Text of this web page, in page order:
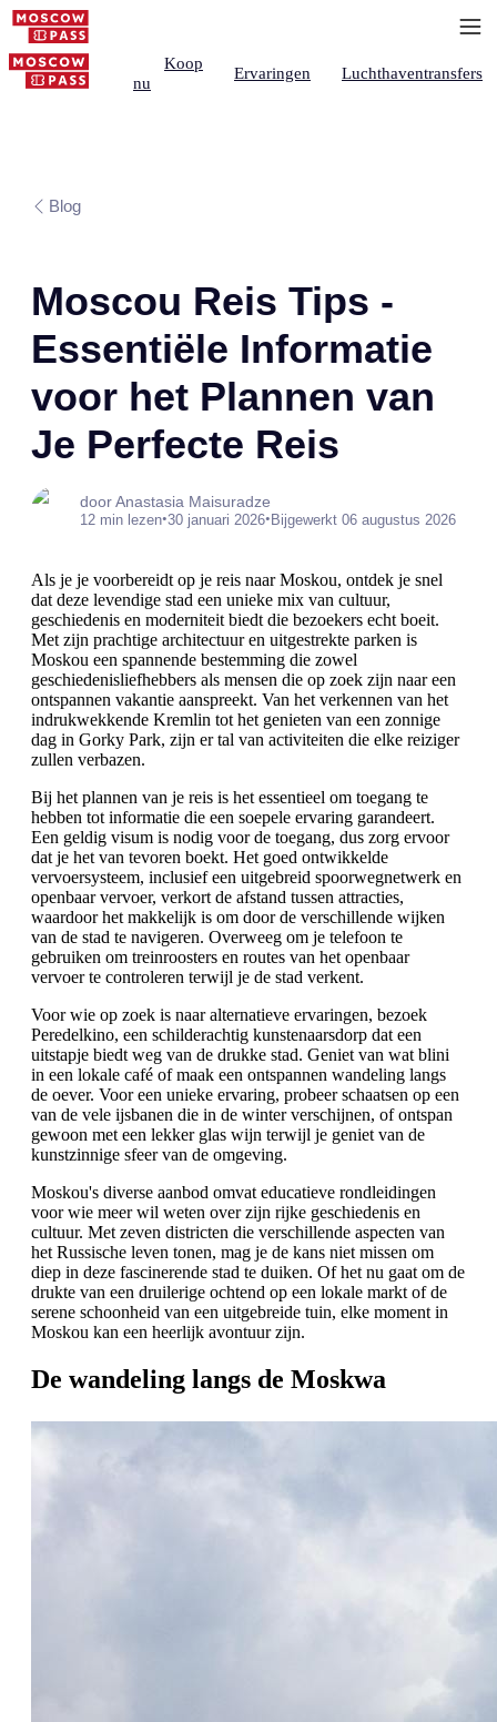
Koop
nu
Ervaringen Luchthaventransfers
Blog
Moscou Reis Tips -
Essentiële Informatie
voor het Plannen van
Je Perfecte Reis
door Anastasia Maisuradze
12 min lezen•30 januari 2026•Bijgewerkt 06 augustus 2026
Als je je voorbereidt op je reis naar Moskou, ontdek je snel
dat deze levendige stad een unieke mix van cultuur,
geschiedenis en moderniteit biedt die bezoekers echt boeit.
Met zijn prachtige architectuur en uitgestrekte parken is
Moskou een spannende bestemming die zowel
geschiedenisliefhebbers als mensen die op zoek zijn naar een
ontspannen vakantie aanspreekt. Van het verkennen van het
indrukwekkende Kremlin tot het genieten van een zonnige
dag in Gorky Park, zijn er tal van activiteiten die elke reiziger
zullen verbazen.
Bij het plannen van je reis is het essentieel om toegang te
hebben tot informatie die een soepele ervaring garandeert.
Een geldig visum is nodig voor de toegang, dus zorg ervoor
dat je het van tevoren boekt. Het goed ontwikkelde
vervoersysteem, inclusief een uitgebreid spoorwegnetwerk en
openbaar vervoer, verkort de afstand tussen attracties,
waardoor het makkelijk is om door de verschillende wijken
van de stad te navigeren. Overweeg om je telefoon te
gebruiken om treinroosters en routes van het openbaar
vervoer te controleren terwijl je de stad verkent.
Voor wie op zoek is naar alternatieve ervaringen, bezoek
Peredelkino, een schilderachtig kunstenaarsdorp dat een
uitstapje biedt weg van de drukke stad. Geniet van wat blini
in een lokale café of maak een ontspannen wandeling langs
de oever. Voor een unieke ervaring, probeer schaatsen op een
van de vele ijsbanen die in de winter verschijnen, of ontspan
gewoon met een lekker glas wijn terwijl je geniet van de
kunstzinnige sfeer van de omgeving.
Moskou's diverse aanbod omvat educatieve rondleidingen
voor wie meer wil weten over zijn rijke geschiedenis en
cultuur. Met zeven districten die verschillende aspecten van
het Russische leven tonen, mag je de kans niet missen om
diep in deze fascinerende stad te duiken. Of het nu gaat om de
drukte van een druilerige ochtend op een lokale markt of de
serene schoonheid van een uitgebreide tuin, elke moment in
Moskou kan een heerlijk avontuur zijn.
De wandeling langs de Moskwa